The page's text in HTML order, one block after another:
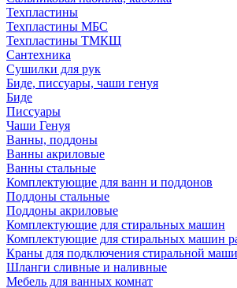
Техпластины
Техпластины МБС
Техпластины ТМКЩ
Сантехника
Сушилки для рук
Биде, писсуары, чаши генуя
Биде
Писсуары
Чаши Генуя
Ванны, поддоны
Ванны акриловые
Ванны стальные
Комплектующие для ванн и поддонов
Поддоны стальные
Поддоны акриловые
Комплектующие для стиральных машин
Комплектующие для стиральных машин
Краны для подключения стиральной
Шланги сливные и наливные
Мебель для ванных комнат